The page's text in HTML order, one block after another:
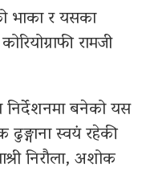
भाका र यसका
रामजी
निर्देशनमा बनेको यस
ढुङ्गाना स्वयं रहेकी
निरौला, अशोक